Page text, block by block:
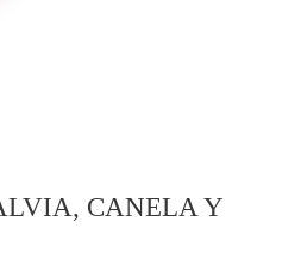
CANELA Y